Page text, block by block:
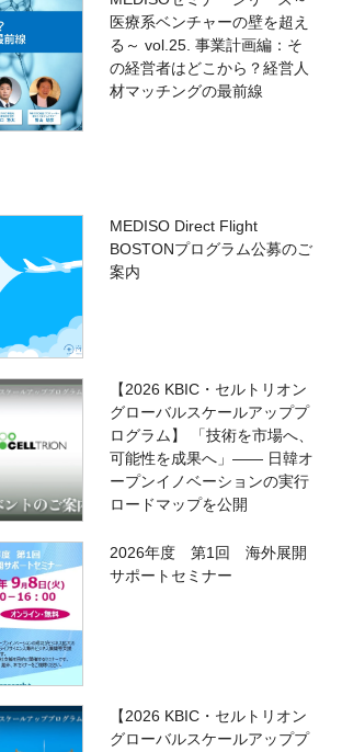
医療系ベンチャーの壁を超え
る～ vol.25. 事業計画編：そ
の経営者はどこから？経営人
材マッチングの最前線
MEDISO Direct Flight
BOSTONプログラム公募のご
案内
【2026 KBIC・セルトリオン
グローバルスケールアッププ
ログラム】 「技術を市場へ、
可能性を成果へ」―― 日韓オ
ープンイノベーションの実行
ロードマップを公開
2026年度 第1回 海外展開
サポートセミナー
【2026 KBIC・セルトリオン
グローバルスケールアッププ